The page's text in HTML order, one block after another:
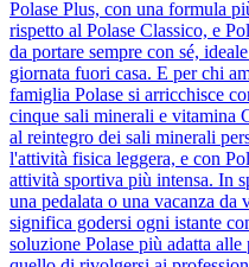
Polase Plus, con una formula
rispetto al Polase Classico, e
da portare sempre con sé,
giornata fuori casa. E per chi
famiglia Polase si arricchisce
cinque sali minerali e vitamina
al reintegro dei sali minerali
l'attività fisica leggera, e con
attività sportiva più intensa. In
una pedalata o una vacanza da
significa godersi ogni istante
soluzione Polase più adatta